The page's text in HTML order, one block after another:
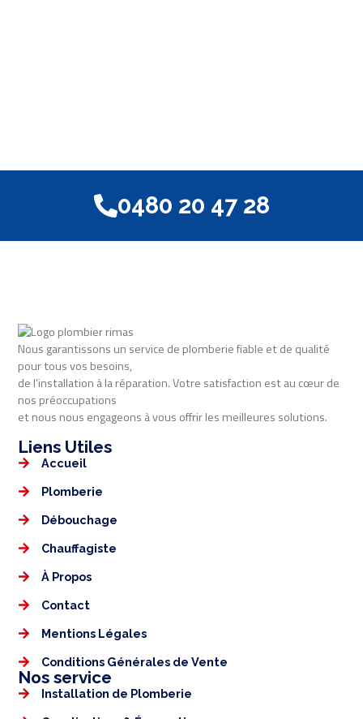
0480 20 47 28
Nous garantissons un service de plomberie fiable et de qualité
pour tous vos besoins,
de l’installation à la réparation. Votre satisfaction est au cœur de
nos préoccupations
et nous nous engageons à vous offrir les meilleures solutions.
Liens Utiles​​
Accueil
Plomberie
Débouchage
Chauffagiste
À Propos
Contact
Mentions Légales​
Conditions Générales de Vente
Nos service
Installation de Plomberie